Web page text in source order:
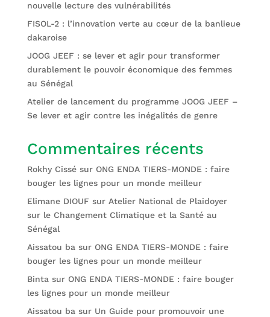
nouvelle lecture des vulnérabilités
FISOL-2 : l’innovation verte au cœur de la banlieue
dakaroise
JOOG JEEF : se lever et agir pour transformer
durablement le pouvoir économique des femmes
au Sénégal
Atelier de lancement du programme JOOG JEEF –
Se lever et agir contre les inégalités de genre
Commentaires récents
Rokhy Cissésur ONG ENDA TIERS-MONDE : faire
bouger les lignes pour un monde meilleur
Elimane DIOUF sur Atelier National de Plaidoyer
sur le Changement Climatique et la Santé au
Sénégal
Aissatou basur ONG ENDA TIERS-MONDE : faire
bouger les lignes pour un monde meilleur
Bintasur ONG ENDA TIERS-MONDE : faire bouger
les lignes pour un monde meilleur
Aissatou basur Un Guide pour promouvoir une